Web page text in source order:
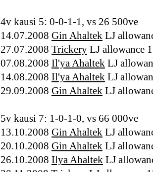
4v kausi 5: 0-0-1-1, vs 26 500ve
14.07.2008 Gin Ahaltek LJ
27.07.2008 Trickery LJ allowance
07.08.2008 Il'ya Ahaltek LJ
14.08.2008 Il'ya Ahaltek LJ
29.09.2008 Gin Ahaltek LJ
5v kausi 7: 1-0-1-0, vs 66 000ve
13.10.2008 Gin Ahaltek LJ
20.10.2008 Gin Ahaltek LJ
26.10.2008 Ilya Ahaltek LJ